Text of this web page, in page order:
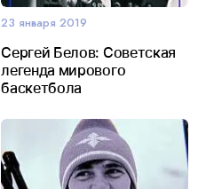
23 января 2019
Сергей Белов: Советская
легенда мирового
баскетбола